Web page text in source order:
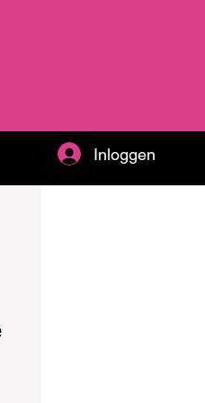
Inloggen